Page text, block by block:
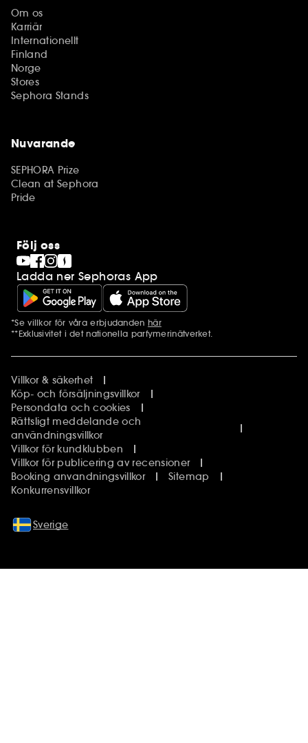
Om os
Karriär
Internationellt
Finland
Norge
Stores
Sephora Stands
Nuvarande
SEPHORA Prize
Clean at Sephora
Pride
Följ oss
Ladda ner Sephoras App
Ytterligare information
*Se villkor för våra erbjudanden här
**Exklusivitet i det nationella parfymerinätverket.
Villkor & säkerhet
Köp- och försäljningsvillkor
Persondata och cookies
Rättsligt meddelande och
användningsvillkor
Villkor för kundklubben
Villkor för publicering av recensioner
Booking anvandningsvillkor
Sitemap
Konkurrensvillkor
Sverige